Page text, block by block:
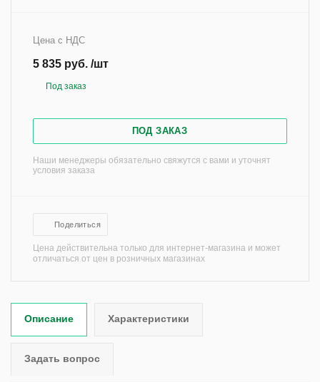
Цена с НДС
5 835 руб. /шт
Под заказ
ПОД ЗАКАЗ
Наши менеджеры обязательно свяжутся с вами и уточнят
условия заказа
Поделиться
Цена действительна только для интернет-магазина и может
отличаться от цен в розничных магазинах
Описание Характеристики
Задать вопрос